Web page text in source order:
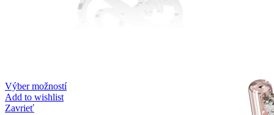
Romantic Collection
Zásnubné prstne z kolekcie Romantic.
Výber možností
Add to wishlist
Zavrieť